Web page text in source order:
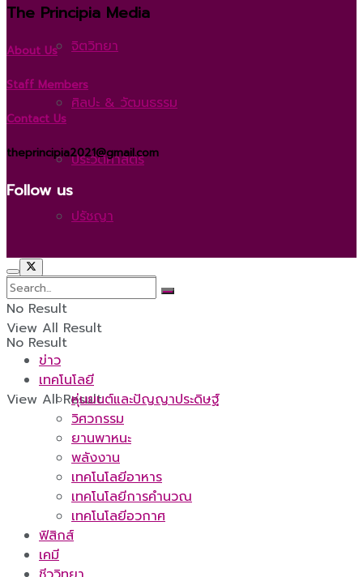
จิตวิทยา
ศิลปะ & วัฒนธรรม
ประวัติศาสตร์
ปรัชญา
No Result
View All Result
The Principia Media
About Us
Staff Members
Contact Us
theprincipia2021@gmail.com
Follow us
No Result
View All Result
ข่าว
เทคโนโลยี
หุ่นยนต์และปัญญาประดิษฐ์
วิศวกรรม
ยานพาหนะ
พลังงาน
เทคโนโลยีอาหาร
เทคโนโลยีการคำนวณ
เทคโนโลยีอวกาศ
ฟิสิกส์
เคมี